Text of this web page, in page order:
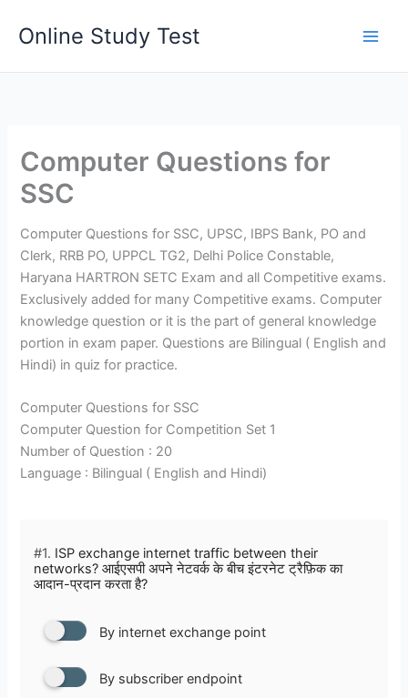
Online Study Test
Computer Questions for
SSC
Computer Questions for SSC, UPSC, IBPS Bank, PO and
Clerk, RRB PO, UPPCL TG2, Delhi Police Constable,
Haryana HARTRON SETC Exam and all Competitive exams.
Exclusively added for many Competitive exams. Computer
knowledge question or it is the part of general knowledge
portion in exam paper. Questions are Bilingual ( English and
Hindi) in quiz for practice.
Computer Questions for SSC
Computer Question for Competition Set 1
Number of Question : 20
Language : Bilingual ( English and Hindi)
#1. ISP exchange internet traffic between their
networks? आईएसपी अपने नेटवर्क के बीच इंटरनेट ट्रैफ़िक का
आदान-प्रदान करता है?
By internet exchange point
By subscriber endpoint